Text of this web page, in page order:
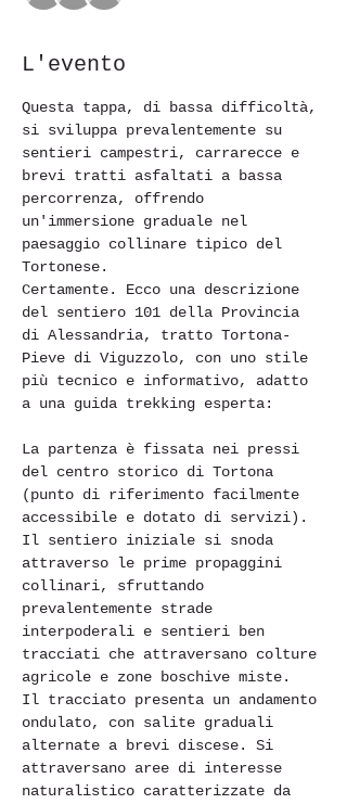
L'evento
Questa tappa, di bassa difficoltà,
si sviluppa prevalentemente su
sentieri campestri, carrarecce e
brevi tratti asfaltati a bassa
percorrenza, offrendo
un'immersione graduale nel
paesaggio collinare tipico del
Tortonese.
Certamente. Ecco una descrizione
del sentiero 101 della Provincia
di Alessandria, tratto Tortona-
Pieve di Viguzzolo, con uno stile
più tecnico e informativo, adatto
a una guida trekking esperta:
La partenza è fissata nei pressi
del centro storico di Tortona
(punto di riferimento facilmente
accessibile e dotato di servizi).
Il sentiero iniziale si snoda
attraverso le prime propaggini
collinari, sfruttando
prevalentemente strade
interpoderali e sentieri ben
tracciati che attraversano colture
agricole e zone boschive miste.
Il tracciato presenta un andamento
ondulato, con salite graduali
alternate a brevi discese. Si
attraversano aree di interesse
naturalistico caratterizzate da